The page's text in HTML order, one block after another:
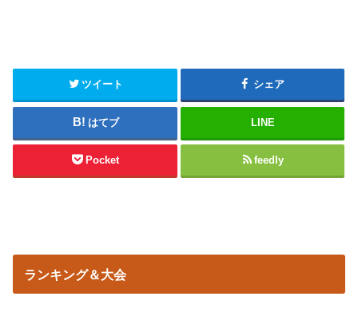
ツイート シェア
はてブ LINE
Pocket feedly
ランキング＆大会